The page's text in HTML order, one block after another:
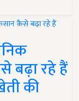
बढ़ा रहे हैं
की